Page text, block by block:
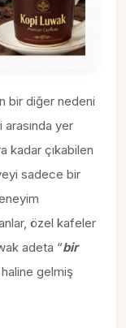
bir diğer nedeni
arasında yer
kadar çıkabilen
sadece bir
özel kafeler
adeta “bir
gelmiş